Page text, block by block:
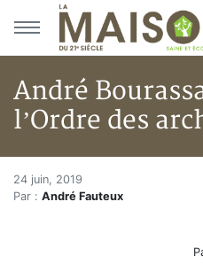
Aller au menu principal
Aller au contenu principal
André
l’Ordre des
Accueil
Articles
André Bourassa honoré
André
24 juin, 2019
Par : André Fauteux